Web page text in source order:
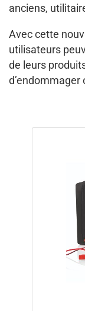
anciens,
Avec cette
utilisateurs
de leurs